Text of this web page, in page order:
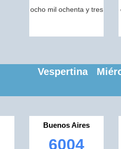
ocho mil ochenta y tres
Vespertina
Buenos Aires
6004